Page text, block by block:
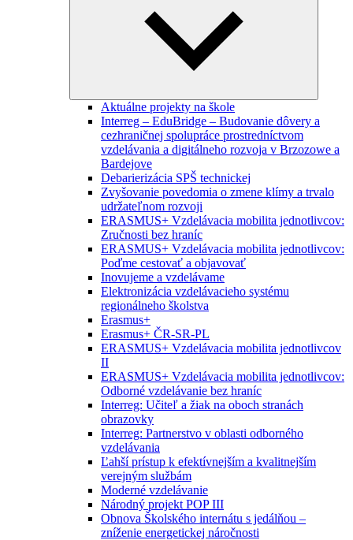
Aktuálne projekty na škole
Interreg – EduBridge – Budovanie dôvery a
cezhraničnej spolupráce prostredníctvom
vzdelávania a digitálneho rozvoja v Brzozowe a
Bardejove
Debarierizácia SPŠ technickej
Zvyšovanie povedomia o zmene klímy a trvalo
udržateľnom rozvoji
ERASMUS+ Vzdelávacia mobilita jednotlivcov:
Zručnosti bez hraníc
ERASMUS+ Vzdelávacia mobilita jednotlivcov:
Poďme cestovať a objavovať
Inovujeme a vzdelávame
Elektronizácia vzdelávacieho systému
regionálneho školstva
Erasmus+
Erasmus+ ČR-SR-PL
ERASMUS+ Vzdelávacia mobilita jednotlivcov
II
ERASMUS+ Vzdelávacia mobilita jednotlivcov:
Odborné vzdelávanie bez hraníc
Interreg: Učiteľ a žiak na oboch stranách
obrazovky
Interreg: Partnerstvo v oblasti odborného
vzdelávania
Ľahší prístup k efektívnejším a kvalitnejším
verejným službám
Moderné vzdelávanie
Národný projekt POP III
Obnova Školského internátu s jedálňou –
zníženie energetickej náročnosti